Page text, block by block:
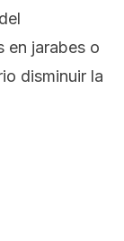
en jarabes o
disminuir la